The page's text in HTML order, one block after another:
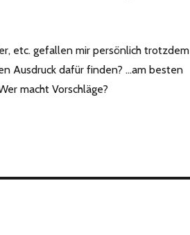
etc. gefallen mir persönlich trotzdem
Ausdruck dafür finden? …am besten
macht Vorschläge?